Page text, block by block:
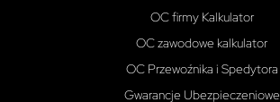
OC firmy Kalkulator
OC zawodowe kalkulator
OC Przewoźnika i Spedytora
Gwarancje Ubezpieczeniowe